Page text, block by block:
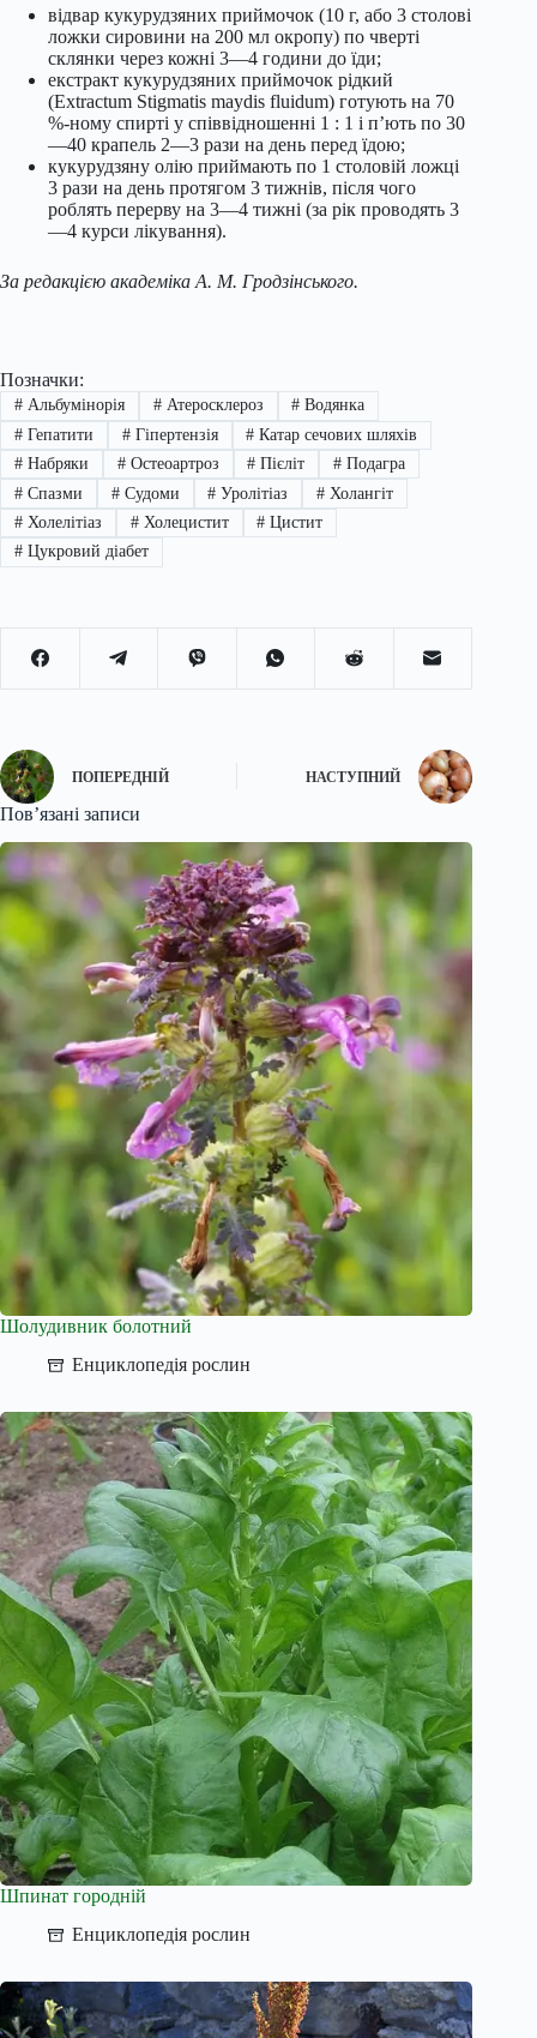
відвар кукурудзяних приймочок (10 г, або 3 столові
ложки сировини на 200 мл окропу) по чверті
склянки через кожні 3—4 години до їди;
екстракт кукурудзяних приймочок рідкий
(Extractum Stigmatis maydis fluidum) готують на 70
%-ному спирті у співвідношенні 1 : 1 і п’ють по 30
—40 крапель 2—3 рази на день перед їдою;
кукурудзяну олію приймають по 1 столовій ложці
3 рази на день протягом 3 тижнів, після чого
роблять перерву на 3—4 тижні (за рік проводять 3
—4 курси лікування).
За редакцією академіка А. М. Гродзінського.
Позначки:
#Альбумінорія #Атеросклероз # Водянка
#Гепатити #Гіпертензія # Катар сечових шляхів
#Набряки #Остеоартроз # Пієліт # Подагра
#Спазми #Судоми # Уролітіаз # Холангіт
#Холелітіаз #Холецистит # Цистит
#Цукровий діабет
ПОПЕРЕДНІЙ НАСТУПНИЙ
Пов’язані записи
Шолудивник болотний
Енциклопедія рослин
Шпинат городній
Енциклопедія рослин